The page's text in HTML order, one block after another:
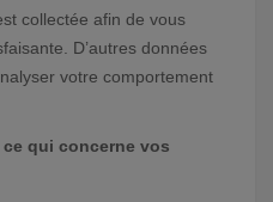
collectée afin de vous
D’autres données
votre comportement
qui concerne vos